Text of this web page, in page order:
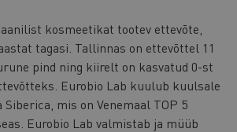
kosmeetikat tootev ettevõte,
tagasi. Tallinnas on ettevõttel 11
pind ning kiirelt on kasvatud 0-st
Eurobio Lab kuulub kuulsale
mis on Venemaal TOP 5
Eurobio Lab valmistab ja müüb